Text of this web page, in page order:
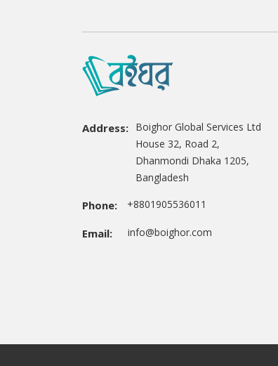
Address: Boighor Global Services Ltd
House 32, Road 2,
Dhanmondi Dhaka 1205,
Bangladesh
Phone: +8801905536011
Email: info@boighor.com